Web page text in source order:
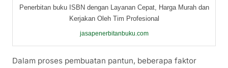
Penerbitan buku ISBN dengan Layanan Cepat, Harga Murah dan
Kerjakan Oleh Tim Profesional
jasapenerbitanbuku.com
Dalam proses pembuatan pantun, beberapa faktor